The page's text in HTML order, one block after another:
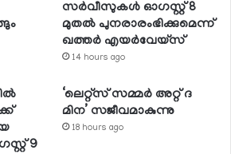
സര്‍വീസുകള്‍ ഓഗസ്റ്റ് 8
മുതല്‍ പുനരാരംഭിക്കുമെന്ന്
ഖത്തര്‍ എയര്‍വേയ്സ്
14 hours ago
9
‘ലെറ്റ്‌സ് സമ്മര്‍ അറ്റ് ദ
മിന’ സജീവമാകുന്നു
18 hours ago